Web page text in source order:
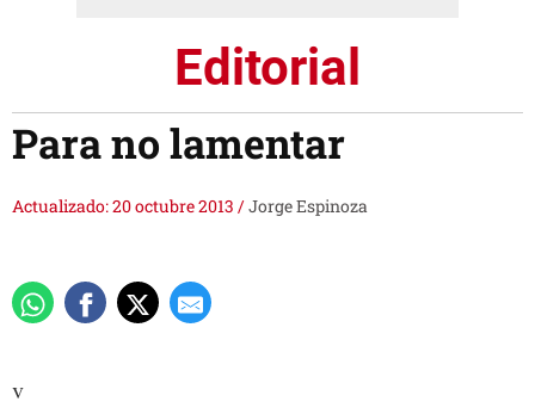
Editorial
Para no lamentar
Actualizado: 20 octubre 2013 /Jorge Espinoza
v